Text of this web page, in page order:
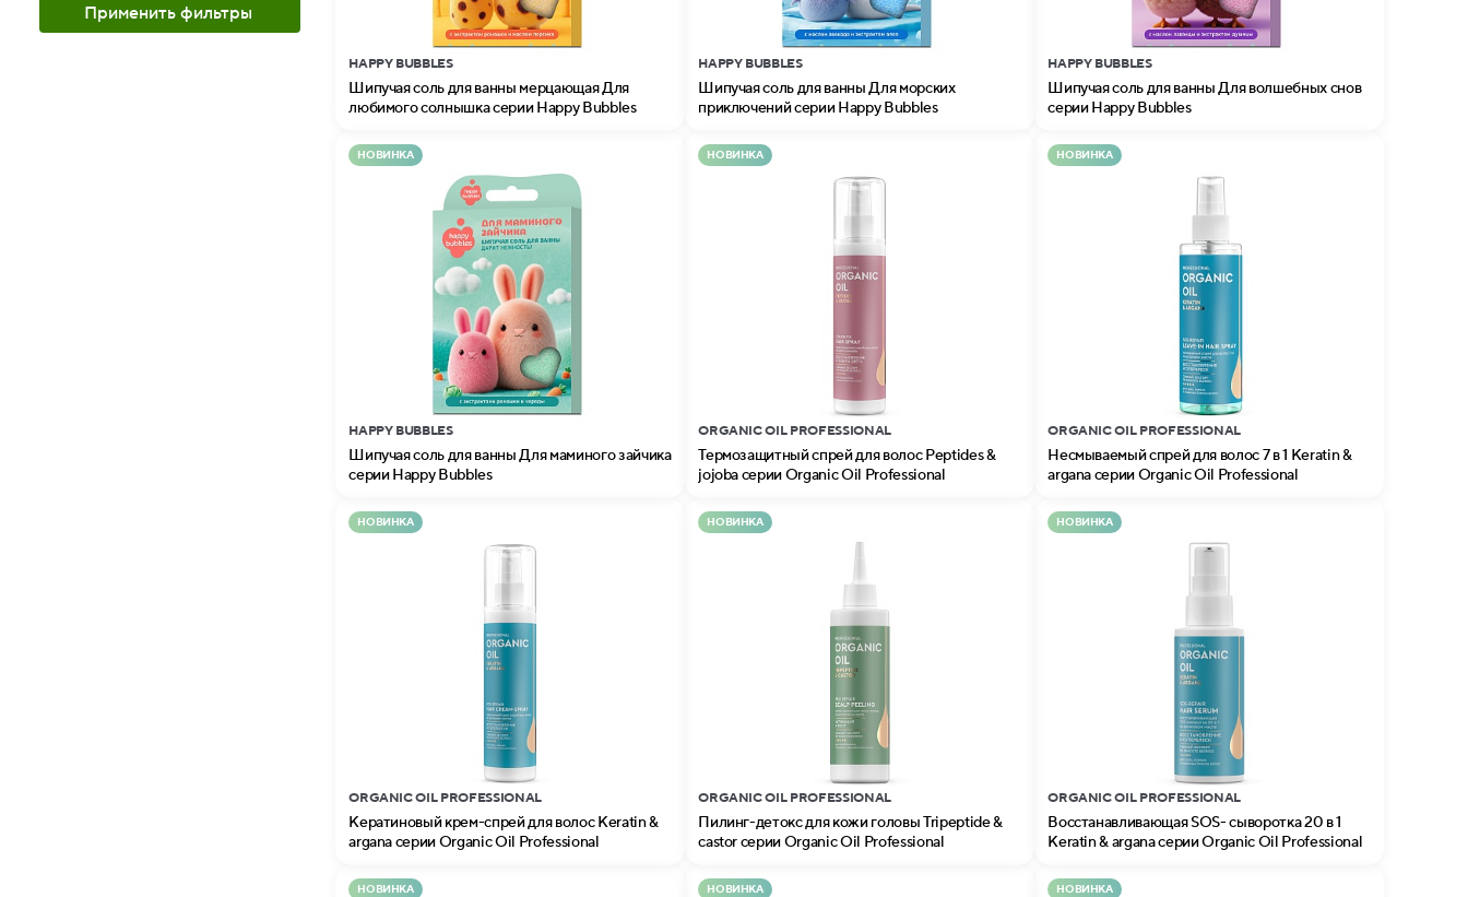
Применить фильтры
HAPPY BUBBLES
Шипучая соль для ванны мерцающая Для
любимого солнышка серии Happy Bubbles
HAPPY BUBBLES
Шипучая соль для ванны Для морских
приключений серии Happy Bubbles
HAPPY BUBBLES
Шипучая соль для ванны Для волшебных снов
серии Happy Bubbles
НОВИНКА
HAPPY BUBBLES
Шипучая соль для ванны Для маминого зайчика
серии Happy Bubbles
НОВИНКА
ORGANIC OIL PROFESSIONAL
Термозащитный спрей для волоc Peptides &
jojoba серии Organic Oil Professional
НОВИНКА
ORGANIC OIL PROFESSIONAL
Несмываемый спрей для волос 7 в 1 Keratin &
argana серии Organic Oil Professional
НОВИНКА
ORGANIC OIL PROFESSIONAL
Кератиновый крем-спрей для волос Keratin &
argana серии Organic Oil Professional
НОВИНКА
ORGANIC OIL PROFESSIONAL
Пилинг-детокс для кожи головы Tripeptide &
castor серии Organic Oil Professional
НОВИНКА
ORGANIC OIL PROFESSIONAL
Восстанавливающая SOS- сыворотка 20 в 1
Keratin & argana серии Organic Oil Professional
НОВИНКА НОВИНКА
НОВИНКА